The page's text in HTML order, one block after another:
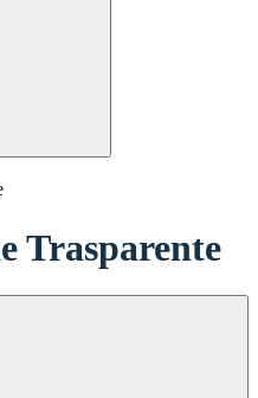
Trasparente